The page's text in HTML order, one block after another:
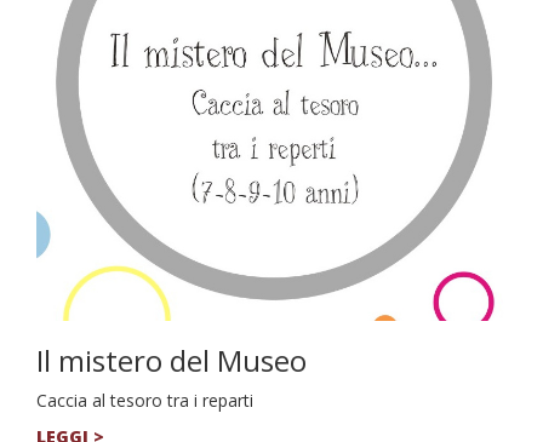
Il mistero del Museo
Caccia al tesoro tra i reparti
LEGGI >